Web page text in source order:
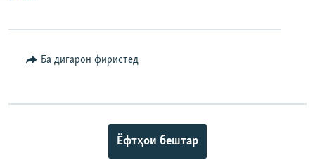
Ба дигарон фиристед
Ёфтҳои бештар